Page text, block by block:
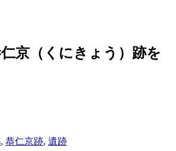
京（くにきょう）跡を
, 恭仁京跡, 遺跡